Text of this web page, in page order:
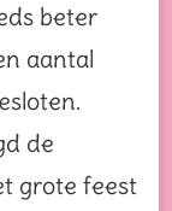
beter
aantal
de
grote feest